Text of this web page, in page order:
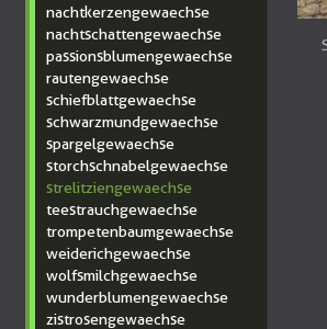
nachtkerzengewaechse
nachtschattengewaechse
passionsblumengewaechse
rautengewaechse
schiefblattgewaechse
schwarzmundgewaechse
spargelgewaechse
storchschnabelgewaechse
strelitziengewaechse
teestrauchgewaechse
trompetenbaumgewaechse
weiderichgewaechse
wolfsmilchgewaechse
wunderblumengewaechse
zistrosengewaechse